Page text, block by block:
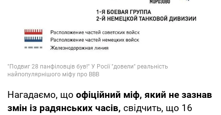
Нагадаємо, що офіційний міф, який не зазнав
змін із радянських часів, свідчить, що 16